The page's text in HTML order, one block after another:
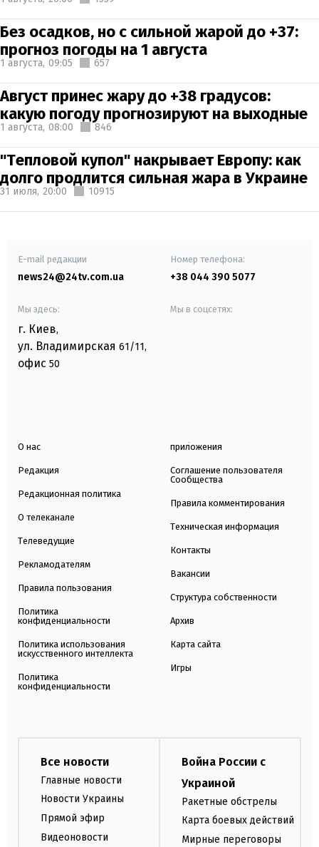
Без осадков, но с сильной жарой до +37:
прогноз погоды на 1 августа
1 августа, 09:05 657
Август принес жару до +38 градусов:
какую погоду прогнозируют на выходные
1 августа, 08:00 846
"Тепловой купол" накрывает Европу: как
долго продлится сильная жара в Украине
31 июля, 20:00 10915
E-mail редакции
news24@24tv.com.ua
Номер телефона:
+38 044 390 5077
Мы здесь:
г. Киев,
ул. Владимирская 61/11,
офис 50
Мы в соцсетях:
О нас
Редакция
Редакционная политика
О телеканале
Телеведущие
Рекламодателям
Правила пользования
Политика
конфиденциальности
Политика использования
искусственного интеллекта
Политика
конфиденциальности
приложения
Соглашение пользователя
Сообщества
Правила комментирования
Техническая информация
Контакты
Вакансии
Структура собственности
Архив
Карта сайта
Игры
Все новости
Главные новости
Новости Украины
Прямой эфир
Видеоновости
Война России с
Украиной
Ракетные обстрелы
Карта боевых действий
Мирные переговоры